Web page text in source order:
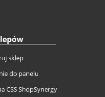
sklep
do panelu
CSS ShopSynergy